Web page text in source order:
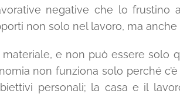
negative che lo
non solo nel lavoro, ma
materiale, e non può essere
non funziona solo perché
personali; la casa e il